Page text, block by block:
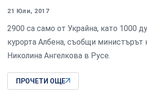
21 Юли, 2017
2900 са само от Украйна, като 1000
курорта Албена, съобщи министърът
Николина Ангелкова в Русе.
ПРОЧЕТИ ОЩЕ